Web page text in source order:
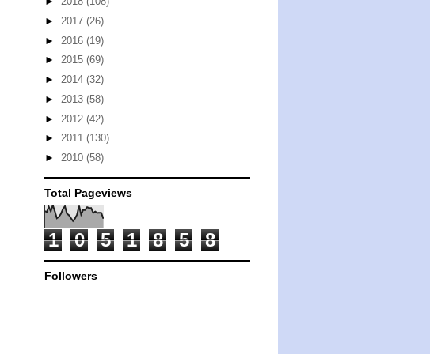
► 2017 (26)
► 2016 (19)
► 2015 (69)
► 2014 (32)
► 2013 (58)
► 2012 (42)
► 2011 (130)
► 2010 (58)
Total Pageviews
1 0 5 1 8 5 8
Followers